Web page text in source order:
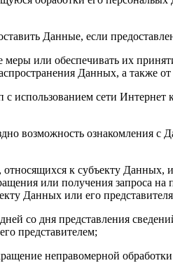
Данные, если
или обеспечивать их
Данных, а
с использованием сети
возможность ознакомления
к субъекту Данных,
или получения запроса
Данных или его
со дня представления
представителем;
неправомерной